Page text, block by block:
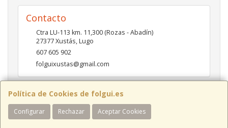
Política de Cookies de folgui.es
Configurar Rechazar Aceptar Cookies
Contacto
Ctra LU-113 km. 11,300 (Rozas - Abadín)
27377Xustás,Lugo
607 605 902
folguixustas@gmail.com
Horario
Lunes a viernes de 10:00 a 14:00 y de 16:00 a 20:00.
Sábados de 10:00 a 14:00 y de 16:00 a 19:00